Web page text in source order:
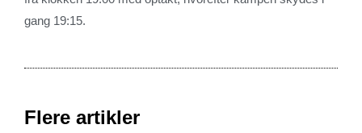
gang 19:15.
Flere artikler